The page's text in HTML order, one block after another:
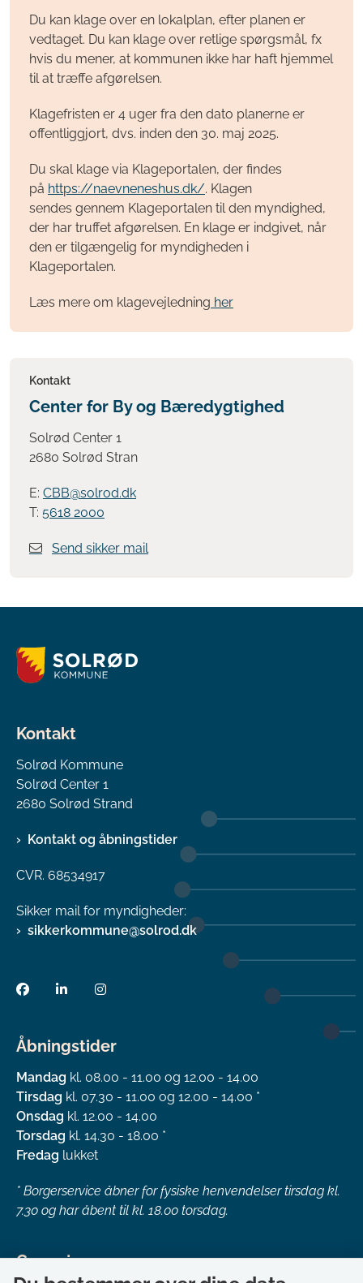
Du kan klage over en lokalplan, efter planen er
vedtaget. Du kan klage over retlige spørgsmål, fx
hvis du mener, at kommunen ikke har haft hjemmel
til at træffe afgørelsen.
Klagefristen er 4 uger fra den dato planerne er
offentliggjort, dvs. inden den 30. maj 2025.
Du skal klage via Klageportalen, der findes
på https://naevneneshus.dk/. Klagen
sendes gennem Klageportalen til den myndighed,
der har truffet afgørelsen. En klage er indgivet, når
den er tilgængelig for myndigheden i
Klageportalen.
Læs mere om klagevejledning her
Kontakt
Center for By og Bæredygtighed
Solrød Center 1
2680 Solrød Stran
E: CBB@solrod.dk
T: 5618 2000
Send sikker mail
Kontakt
Solrød Kommune
Solrød Center 1
2680 Solrød Strand
Kontakt og åbningstider
CVR. 68534917
Sikker mail for myndigheder:
sikkerkommune@solrod.dk
Åbningstider
Mandag kl. 08.00 - 11.00 og 12.00 - 14.00
Tirsdag kl. 07.30 - 11.00 og 12.00 - 14.00 *
Onsdag kl. 12.00 - 14.00
Torsdag kl. 14.30 - 18.00 *
Fredag lukket
* Borgerservice åbner for fysiske henvendelser tirsdag kl.
7.30 og har åbent til kl. 18.00 torsdag.
Genveje